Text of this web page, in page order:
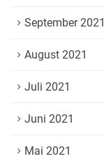
September 2021
August 2021
Juli 2021
Juni 2021
Mai 2021